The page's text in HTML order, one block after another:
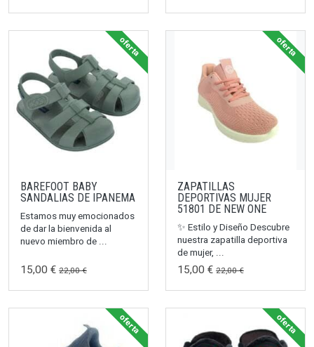
BAREFOOT BABY
SANDALIAS DE IPANEMA
Estamos muy emocionados
de dar la bienvenida al
nuevo miembro de ...
15,00 € 22,00 €
oferta
ZAPATILLAS
DEPORTIVAS MUJER
51801 DE NEW ONE
✨ Estilo y Diseño Descubre
nuestra zapatilla deportiva
de mujer, ...
15,00 € 22,00 €
oferta
oferta oferta